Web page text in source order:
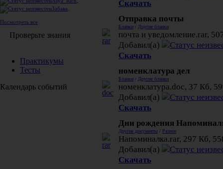
Забава
Посмотреть все
Проверьте знания
Практикумы
Тесты
Календарь событий
Скачать
Отправка почты
Бланки / Другие бланки
почта и уведомление.rar,
Добавил(а)
Скачать
номенклатура дел
Бланки / Другие бланки
номенклатура.doc, 37 Кб,
Добавил(а)
Скачать
Дни рождения
Другие документы / Разное
Напоминалка.rar, 297 Кб,
Добавил(а)
Скачать